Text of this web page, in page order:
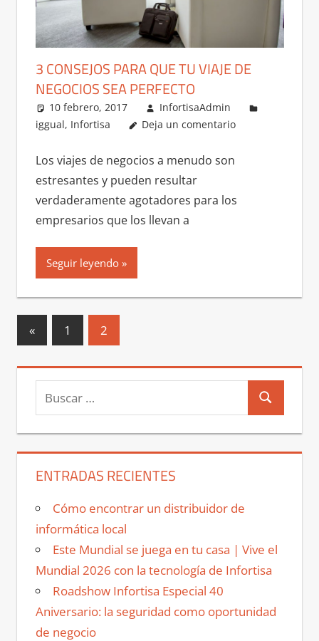
3 CONSEJOS PARA QUE TU VIAJE DE
NEGOCIOS SEA PERFECTO
10 febrero, 2017
InfortisaAdmin
iggual, Infortisa Deja un comentario
Los viajes de negocios a menudo son
estresantes y pueden resultar
verdaderamente agotadores para los
empresarios que los llevan a
Seguir leyendo
Paginación
entradas
«Entradas
anteriores
1 2
Buscar
ENTRADAS RECIENTES
Cómo encontrar un distribuidor de
informática local
Este Mundial se juega en tu casa | Vive el
Mundial 2026 con la tecnología de Infortisa
Roadshow Infortisa Especial 40
Aniversario: la seguridad como oportunidad
de negocio